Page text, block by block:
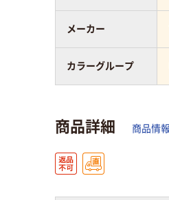
メーカー
カラーグループ
商品詳細 商品情